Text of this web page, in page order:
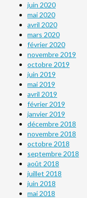
juin 2020
mai 2020
avril 2020
mars 2020
février 2020
novembre 2019
octobre 2019
juin 2019
mai 2019
avril 2019
février 2019
janvier 2019
décembre 2018
novembre 2018
octobre 2018
septembre 2018
août 2018
juillet 2018
juin 2018
mai 2018